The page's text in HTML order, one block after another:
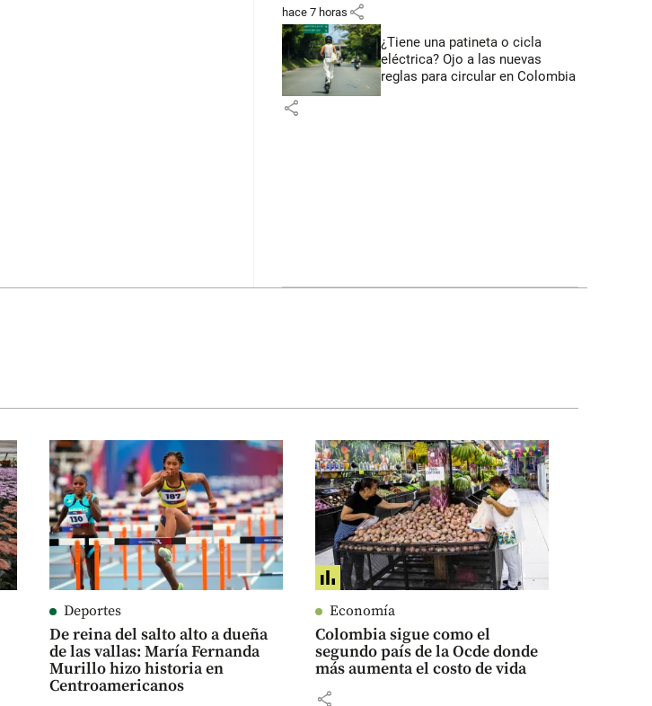
hace 7 horas share
¿Tiene una patineta o cicla
eléctrica? Ojo a las nuevas
reglas para circular en Colombia
share
Deportes
De reina del salto alto a dueña
de las vallas: María Fernanda
Murillo hizo historia en
Centroamericanos
Economía
Colombia sigue como el
segundo país de la Ocde donde
más aumenta el costo de vida
share